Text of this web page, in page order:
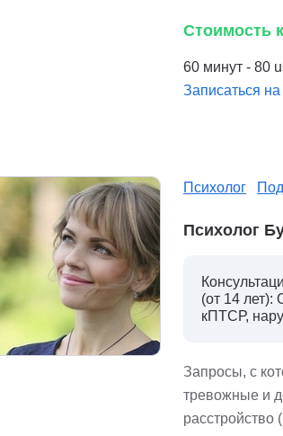
Стоимость
60 минут - 80
Записаться
Психолог
Психолог
(от 14 лет):
кПТСР,
Запросы, с
тревожные и